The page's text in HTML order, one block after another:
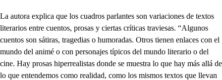
La autora explica que los cuadros parlantes son variaciones de textos
literarios entre cuentos, prosas y ciertas críticas traviesas. “Algunos
cuentos son sátiras, tragedias o humoradas. Otros tienen enlaces con el
mundo del animé o con personajes típicos del mundo literario o del
cine. Hay prosas hiperrealistas donde se muestra lo que hay más allá de
lo que entendemos como realidad, como los mismos textos que llevan